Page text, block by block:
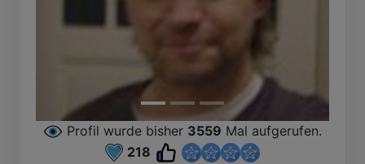
Profil wurde bisher 3559 Mal aufgerufen.
218